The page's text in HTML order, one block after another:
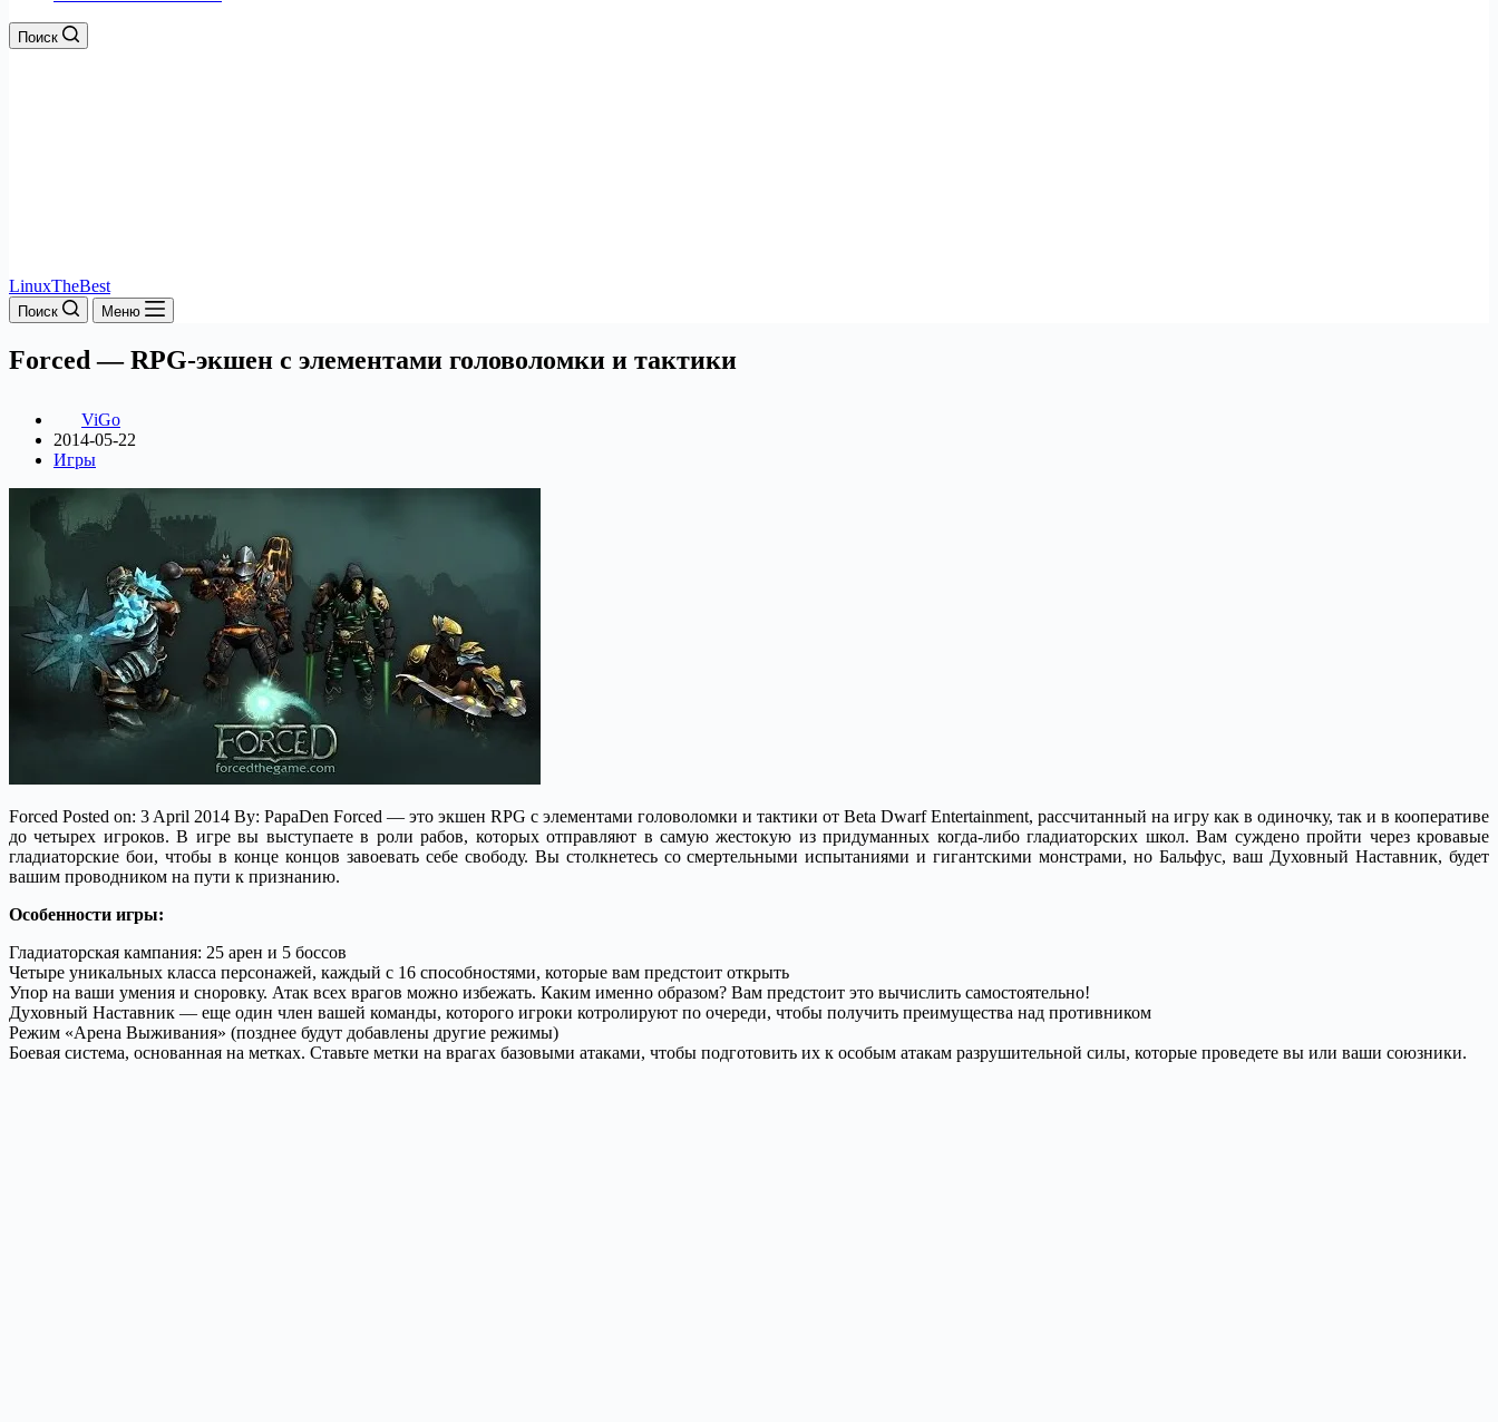
Поиск
LinuxTheBest
Поиск Меню
Forced — RPG-экшен с элементами головоломки и тактики
ViGo
2014-05-22
Игры
Forced Posted on: 3 April 2014 By: PapaDen Forced — это экшен RPG с элементами головоломки и тактики от Beta Dwarf Entertainment, рассчитанный на игру как в одиночку, так и в кооперативе
до четырех игроков.В игре вы выступаете в роли рабов, которых отправляют в самую жестокую из придуманных когда-либо гладиаторских школ. Вам суждено пройти через кровавые
гладиаторские бои, чтобы в конце концов завоевать себе свободу. Вы столкнетесь со смертельными испытаниями и гигантскими монстрами, но Бальфус, ваш Духовный Наставник, будет
вашим проводником на пути к признанию.
Особенности игры:
Гладиаторская кампания: 25 арен и 5 боссов
Четыре уникальных класса персонажей, каждый с 16 способностями, которые вам предстоит открыть
Упор на ваши умения и сноровку. Атак всех врагов можно избежать. Каким именно образом? Вам предстоит это вычислить самостоятельно!
Духовный Наставник — еще один член вашей команды, которого игроки котролируют по очереди, чтобы получить преимущества над противником
Режим «Арена Выживания» (позднее будут добавлены другие режимы)
Боевая система, основанная на метках. Ставьте метки на врагах базовыми атаками, чтобы подготовить их к особым атакам разрушительной силы, которые проведете вы или ваши союзники.